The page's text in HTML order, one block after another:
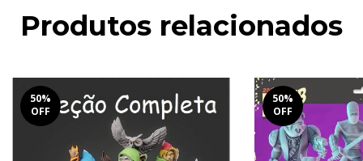
Produtos relacionados
50%
OFF
50%
OFF